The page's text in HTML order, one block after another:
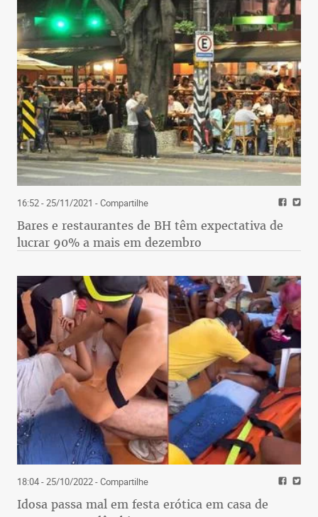
16:52 - 25/11/2021 - Compartilhe
Bares e restaurantes de BH têm expectativa de
lucrar 90% a mais em dezembro
18:04 - 25/10/2022- Compartilhe
Idosa passa mal em festa erótica em casa de